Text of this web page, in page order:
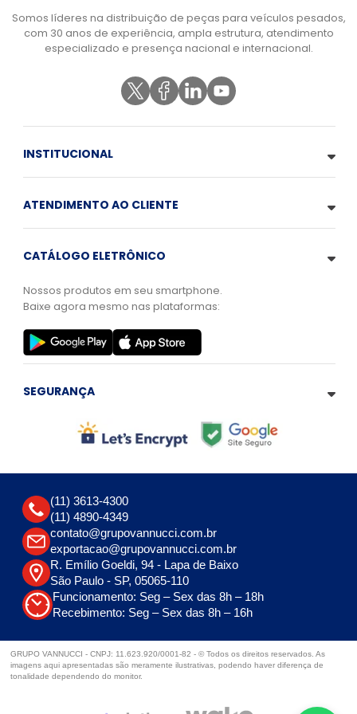
Somos líderes na distribuição de peças para veículos pesados,
com 30 anos de experiência, ampla estrutura, atendimento
especializado e presença nacional e internacional.
INSTITUCIONAL
ATENDIMENTO AO CLIENTE
CATÁLOGO ELETRÔNICO
Nossos produtos em seu smartphone.
Baixe agora mesmo nas plataformas:
SEGURANÇA
(11) 3613-4300
(11) 4890-4349
contato@grupovannucci.com.br
exportacao@grupovannucci.com.br
R. Emílio Goeldi, 94 - Lapa de Baixo
São Paulo - SP, 05065-110
Funcionamento: Seg – Sex das 8h – 18h
Recebimento: Seg – Sex das 8h – 16h
GRUPO VANNUCCI - CNPJ: 11.623.920/0001-82 - © Todos os direitos reservados. As
imagens aqui apresentadas são meramente ilustrativas, podendo haver diferença de
tonalidade dependendo do monitor.